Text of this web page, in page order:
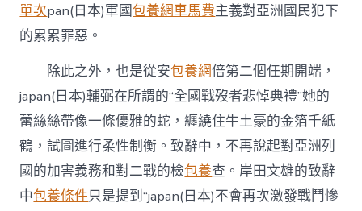
單次pan(日本)軍國包養網車馬費主義對亞洲國民犯下
的累累罪惡。
除此之外，也是從安包養網倍第二個任期開端，
japan(日本)輔弼在所謂的“全國戰歿者悲悼典禮”她的
蕾絲絲帶像一條優雅的蛇，纏繞住牛土豪的金箔千紙
鶴，試圖進行柔性制衡。致辭中，不再說起對亞洲列
國的加害義務和對二戰的檢包養查。岸田文雄的致辭
中包養條件只是提到“japan(日本)不會再次激發戰鬥慘